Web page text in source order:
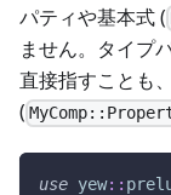
パティや基本式 (
ません。タイプ
直接指すことも
(
use yew::